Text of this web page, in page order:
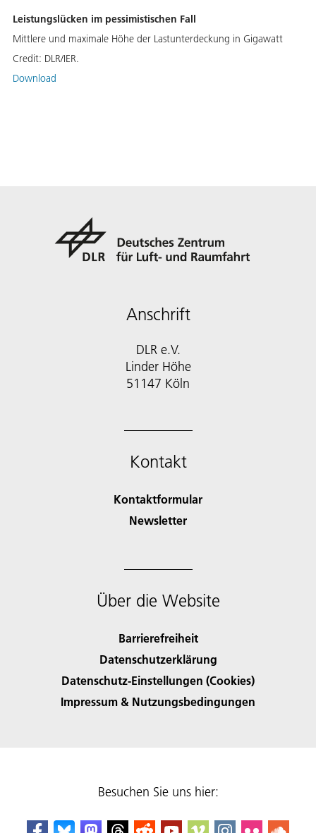
Leistungslücken im pessimistischen Fall
Mittlere und maximale Höhe der Lastunterdeckung in Gigawatt
Credit: DLR/IER.
Download
Anschrift
DLR e.V.
Linder Höhe
51147 Köln
Kontakt
Kontaktformular
Newsletter
Über die Website
Barrierefreiheit
Datenschutzerklärung
Datenschutz-Einstellungen (Cookies)
Impressum & Nutzungsbedingungen
Besuchen Sie uns hier: